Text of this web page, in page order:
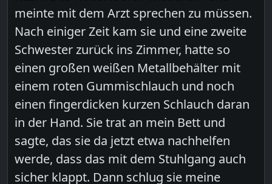
meinte mit dem Arzt sprechen zu müssen.
Nach einiger Zeit kam sie und eine zweite
Schwester zurück ins Zimmer, hatte so
einen großen weißen Metallbehälter mit
einem roten Gummischlauch und noch
einen fingerdicken kurzen Schlauch daran
in der Hand. Sie trat an mein Bett und
sagte, das sie da jetzt etwa nachhelfen
werde, dass das mit dem Stuhlgang auch
sicher klappt. Dann schlug sie meine